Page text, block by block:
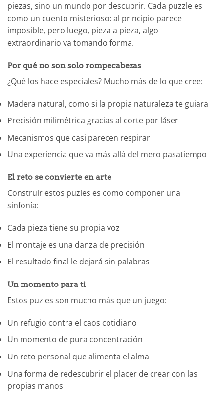
piezas, sino un mundo por descubrir. Cada puzzle es
como un cuento misterioso: al principio parece
imposible, pero luego, pieza a pieza, algo
extraordinario va tomando forma.
Por qué no son solo rompecabezas
¿Qué los hace especiales? Mucho más de lo que cree:
Madera natural, como si la propia naturaleza te guiara
Precisión milimétrica gracias al corte por láser
Mecanismos que casi parecen respirar
Una experiencia que va más allá del mero pasatiempo
El reto se convierte en arte
Construir estos puzles es como componer una
sinfonía:
Cada pieza tiene su propia voz
El montaje es una danza de precisión
El resultado final le dejará sin palabras
Un momento para ti
Estos puzles son mucho más que un juego:
Un refugio contra el caos cotidiano
Un momento de pura concentración
Un reto personal que alimenta el alma
Una forma de redescubrir el placer de crear con las
propias manos